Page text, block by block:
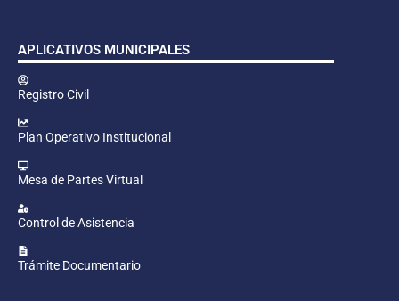
APLICATIVOS MUNICIPALES
Registro Civil
Plan Operativo Institucional
Mesa de Partes Virtual
Control de Asistencia
Trámite Documentario